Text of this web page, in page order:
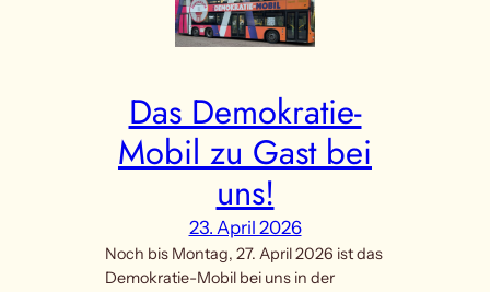
Das Demokratie-
Mobil zu Gast bei
uns!
23. April 2026
Noch bis Montag, 27. April 2026 ist das
Demokratie-Mobil bei uns in der